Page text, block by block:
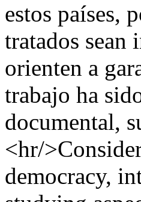
estos países,
tratados sean
orienten a
trabajo ha
documental,
<hr/
democracy,